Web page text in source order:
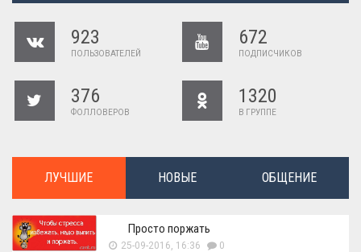
923
ПОЛЬЗОВАТЕЛЕЙ
672
ПОДПИСЧИКОВ
376
ФОЛЛОВЕРОВ
1320
В ГРУППЕ
ЛУЧШИЕ НОВЫЕ ОБЩЕНИЕ
Просто поржать
25-09-2016, 16:36 0